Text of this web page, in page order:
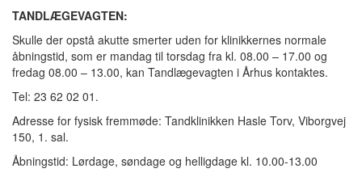
TANDLÆGEVAGTEN:
Skulle der opstå akutte smerter uden for klinikkernes normale
åbningstid, som er mandag til torsdag fra kl. 08.00 – 17.00 og
fredag 08.00 – 13.00, kan Tandlægevagten i Århus kontaktes.
Tel: 23 62 02 01.
Adresse for fysisk fremmøde: Tandklinikken Hasle Torv, Viborgvej
150, 1. sal.
Åbningstid: Lørdage, søndage og helligdage kl. 10.00-13.00